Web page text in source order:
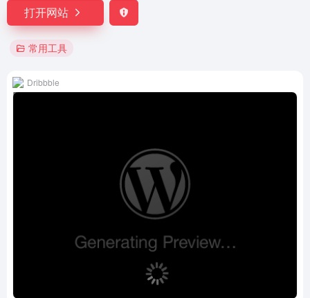
打开网站
常用工具
Dribbble